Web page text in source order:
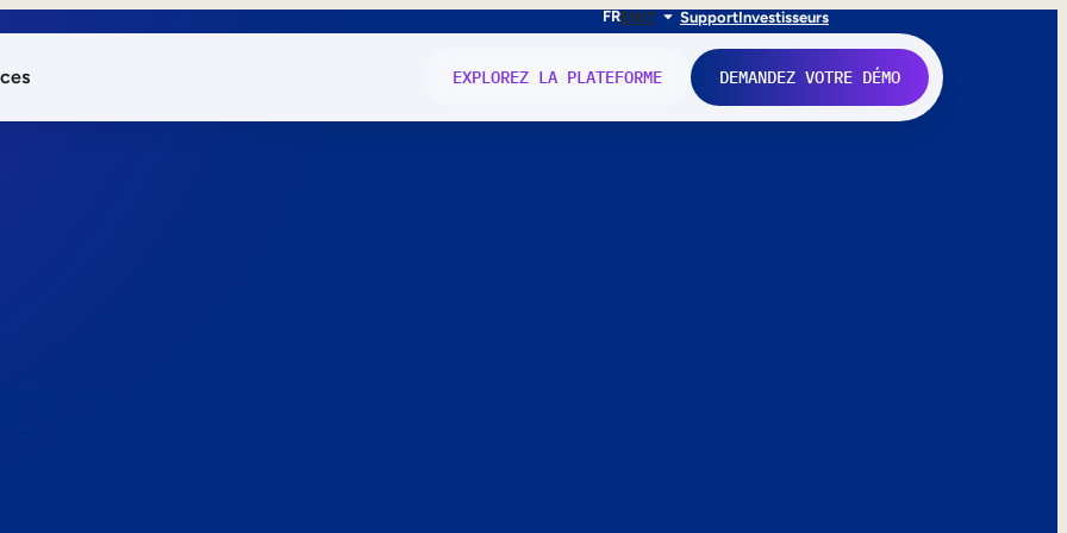
FRENIT SupportInvestisseurs
EXPLOREZ LA PLATEFORME DEMANDEZ VOTRE DÉMO